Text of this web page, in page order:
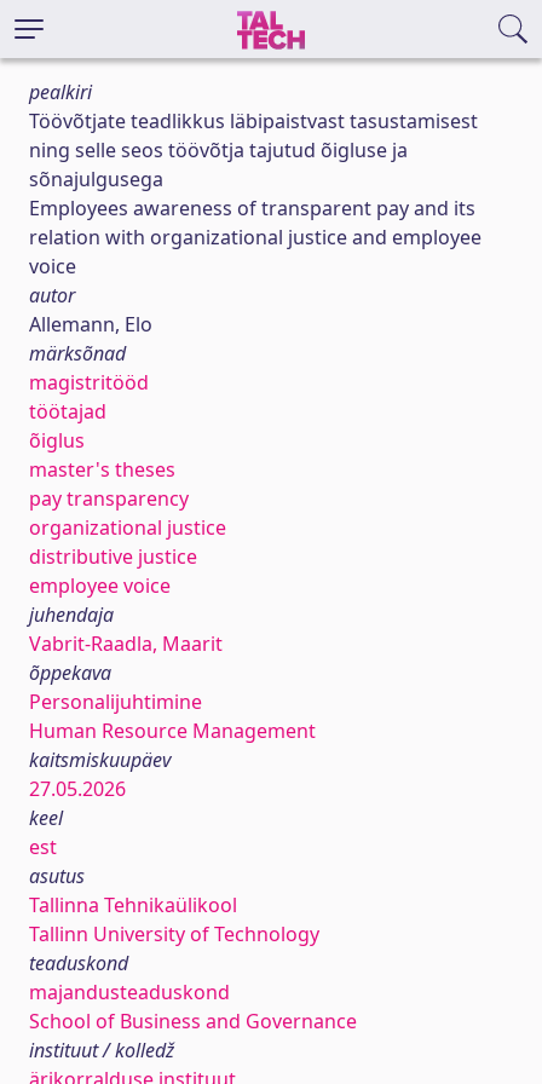
pealkiri
Töövõtjate teadlikkus läbipaistvast tasustamisest
ning selle seos töövõtja tajutud õigluse ja
sõnajulgusega
Employees awareness of transparent pay and its
relation with organizational justice and employee
voice
autor
Allemann, Elo
märksõnad
magistritööd
töötajad
õiglus
master's theses
pay transparency
organizational justice
distributive justice
employee voice
juhendaja
Vabrit-Raadla, Maarit
õppekava
Personalijuhtimine
Human Resource Management
kaitsmiskuupäev
27.05.2026
keel
est
asutus
Tallinna Tehnikaülikool
Tallinn University of Technology
teaduskond
majandusteaduskond
School of Business and Governance
instituut / kolledž